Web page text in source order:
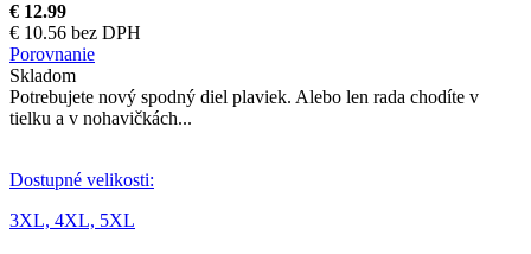
€ 12.99
€ 10.56 bez DPH
Porovnanie
Skladom
Potrebujete nový spodný diel plaviek. Alebo len rada chodíte v
tielku a v nohavičkách...
Dostupné velikosti:
3XL, 4XL, 5XL